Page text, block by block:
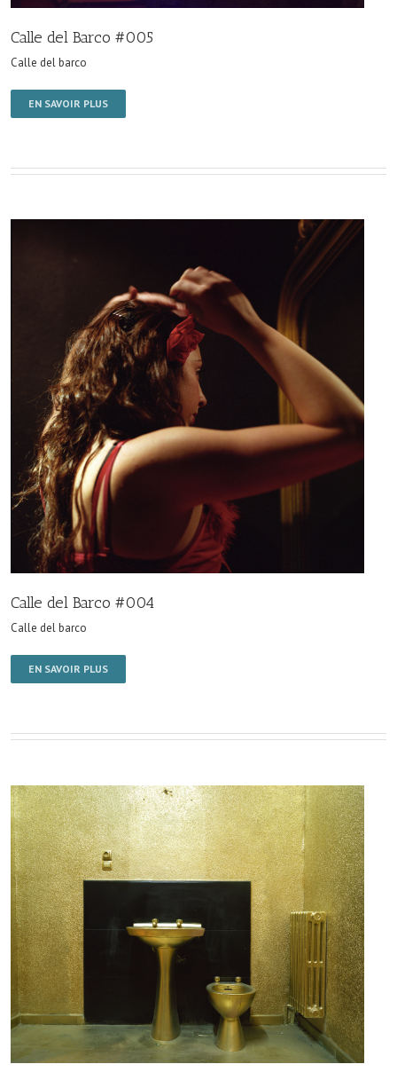
Calle del Barco #005
Calle del barco
EN SAVOIR PLUS
Calle del Barco #004
Calle del barco
EN SAVOIR PLUS